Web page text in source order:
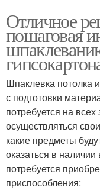
Отличное
пошаговая
Шпаклевка потолка
с подготовки
потребуется на
осуществляться
какие предметы
оказаться в
потребуется
приспособления: